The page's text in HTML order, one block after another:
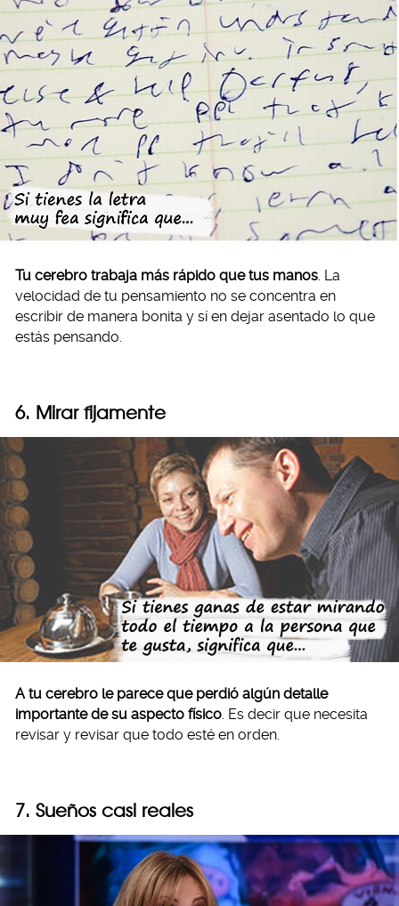
Tu cerebro trabaja más rápido que tus manos. La
velocidad de tu pensamiento no se concentra en
escribir de manera bonita y sí en dejar asentado lo que
estás pensando.
6. Mirar fijamente
A tu cerebro le parece que perdió algún detalle
importante de su aspecto físico . Es decir que necesita
revisar y revisar que todo esté en orden.
7. Sueños casi reales